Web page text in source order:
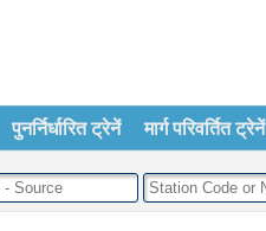
पुनर्निर्धारित ट्रेनें मार्ग परिवर्तित ट्रेनें